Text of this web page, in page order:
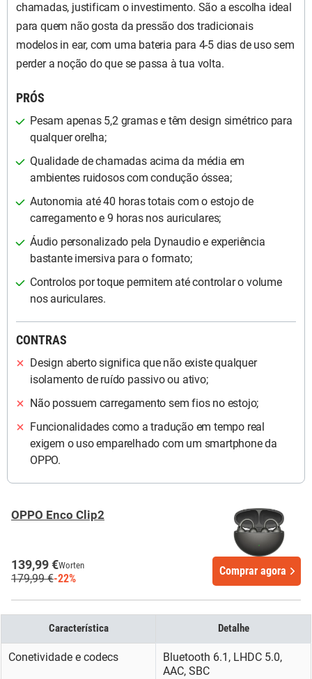
chamadas, justificam o investimento. São a escolha ideal
para quem não gosta da pressão dos tradicionais
modelos in ear, com uma bateria para 4-5 dias de uso sem
perder a noção do que se passa à tua volta.
PRÓS
Pesam apenas 5,2 gramas e têm design simétrico para
qualquer orelha;
Qualidade de chamadas acima da média em
ambientes ruidosos com condução óssea;
Autonomia até 40 horas totais com o estojo de
carregamento e 9 horas nos auriculares;
Áudio personalizado pela Dynaudio e experiência
bastante imersiva para o formato;
Controlos por toque permitem até controlar o volume
nos auriculares.
CONTRAS
Design aberto significa que não existe qualquer
isolamento de ruído passivo ou ativo;
Não possuem carregamento sem fios no estojo;
Funcionalidades como a tradução em tempo real
exigem o uso emparelhado com um smartphone da
OPPO.
OPPO Enco Clip2
139,99 €Worten
179,99 €-22%
Comprar agora
Característica Detalhe
Conetividade e codecs
Bluetooth 6.1, LHDC 5.0,
AAC, SBC